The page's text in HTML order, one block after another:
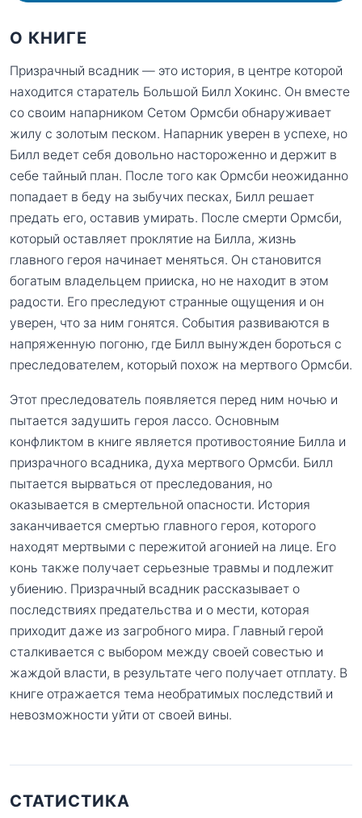
О КНИГЕ
Призрачный всадник — это история, в центре которой
находится старатель Большой Билл Хокинс. Он вместе
со своим напарником Сетом Ормсби обнаруживает
жилу с золотым песком. Напарник уверен в успехе, но
Билл ведет себя довольно настороженно и держит в
себе тайный план. После того как Ормсби неожиданно
попадает в беду на зыбучих песках, Билл решает
предать его, оставив умирать. После смерти Ормсби,
который оставляет проклятие на Билла, жизнь
главного героя начинает меняться. Он становится
богатым владельцем прииска, но не находит в этом
радости. Его преследуют странные ощущения и он
уверен, что за ним гонятся. События развиваются в
напряженную погоню, где Билл вынужден бороться с
преследователем, который похож на мертвого Ормсби.
Этот преследователь появляется перед ним ночью и
пытается задушить героя лассо. Основным
конфликтом в книге является противостояние Билла и
призрачного всадника, духа мертвого Ормсби. Билл
пытается вырваться от преследования, но
оказывается в смертельной опасности. История
заканчивается смертью главного героя, которого
находят мертвыми с пережитой агонией на лице. Его
конь также получает серьезные травмы и подлежит
убиению. Призрачный всадник рассказывает о
последствиях предательства и о мести, которая
приходит даже из загробного мира. Главный герой
сталкивается с выбором между своей совестью и
жаждой власти, в результате чего получает отплату. В
книге отражается тема необратимых последствий и
невозможности уйти от своей вины.
СТАТИСТИКА